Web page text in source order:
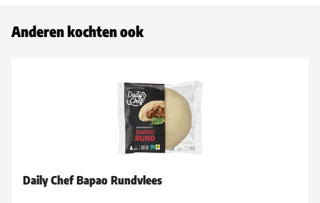
Anderen kochten ook
Daily Chef Bapao Rundvlees